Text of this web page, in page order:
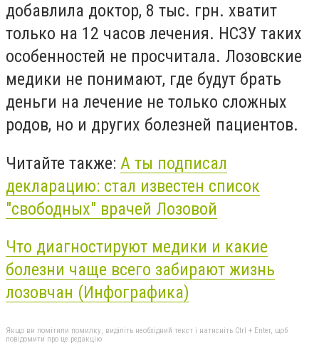
добавлила доктор, 8 тыс. грн. хватит
только на 12 часов лечения. НСЗУ таких
особенностей не просчитала. Лозовские
медики не понимают, где будут брать
деньги на лечение не только сложных
родов, но и других болезней пациентов.
Читайте также: А ты подписал
декларацию: стал известен список
"свободных" врачей Лозовой
Что диагностируют медики и какие
болезни чаще всего забирают жизнь
лозовчан (Инфографика)
Якщо ви помітили помилку, виділіть необхідний текст і натисніть Ctrl + Enter, щоб
повідомити про це редакцію